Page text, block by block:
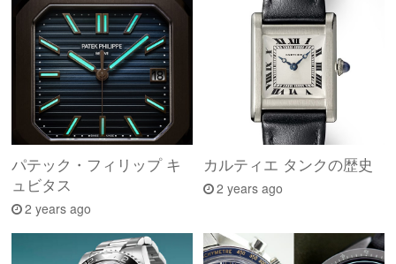
パテック・フィリップ キ
ュビタス
2 years ago
カルティエ タンクの歴史
2 years ago